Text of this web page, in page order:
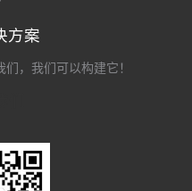
方案
，我们可以构建它！